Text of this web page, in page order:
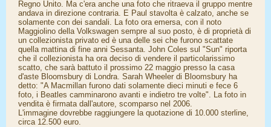
Regno Unito. Ma c'era anche una foto che ritraeva il gruppo mentre
andava in direzione contraria. E Paul stavolta è calzato, anche se
solamente con dei sandali. La foto ora emersa, con il noto
Maggiolino della Volkswagen sempre al suo posto, è di proprietà di
un collezionista privato ed è una delle sei che furono scattate
quella mattina di fine anni Sessanta. John Coles sul "Sun" riporta
che il collezionista ha ora deciso di vendere il particolarissimo
scatto, che sarà battuto il prossimo 22 maggio presso la casa
d'aste Bloomsbury di Londra. Sarah Wheeler di Bloomsbury ha
detto: "A Macmillan furono dati solamente dieci minuti e fece 6
foto, i Beatles camminarono avanti e indietro tre volte". La foto in
vendita è firmata dall'autore, scomparso nel 2006.
L'immagine dovrebbe raggiungere la quotazione di 10.000 sterline,
circa 12.500 euro.